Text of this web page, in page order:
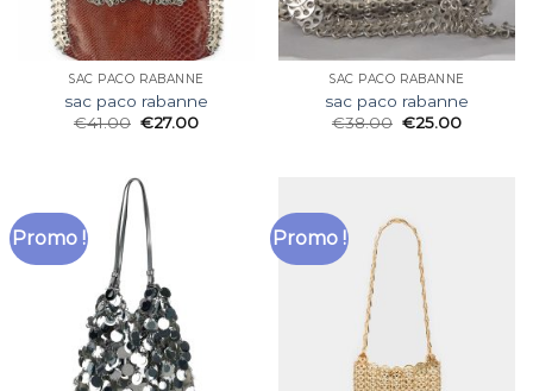
SAC PACO RABANNE
sac paco rabanne
€41.00 €27.00
SAC PACO RABANNE
sac paco rabanne
€38.00 €25.00
Promo ! Promo !